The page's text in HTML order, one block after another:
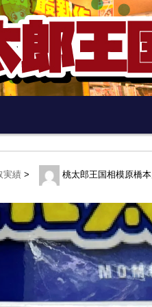
実績 > 桃太郎王国相模原橋